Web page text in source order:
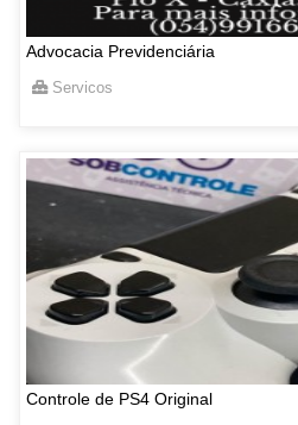
Advocacia Previdenciária
Servicos
Controle de PS4 Original